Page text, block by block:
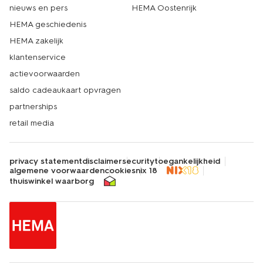
nieuws en pers
HEMA geschiedenis
HEMA zakelijk
klantenservice
actievoorwaarden
saldo cadeaukaart opvragen
partnerships
retail media
HEMA Oostenrijk
privacy statementdisclaimersecuritytoegankelijkheid
algemene voorwaardencookiesnix 18
thuiswinkel waarborg